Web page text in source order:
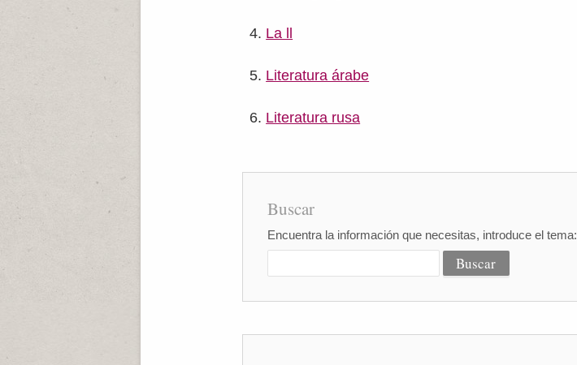
La ll
Literatura árabe
Literatura rusa
Buscar
Encuentra la información que necesitas, introduce el tema: